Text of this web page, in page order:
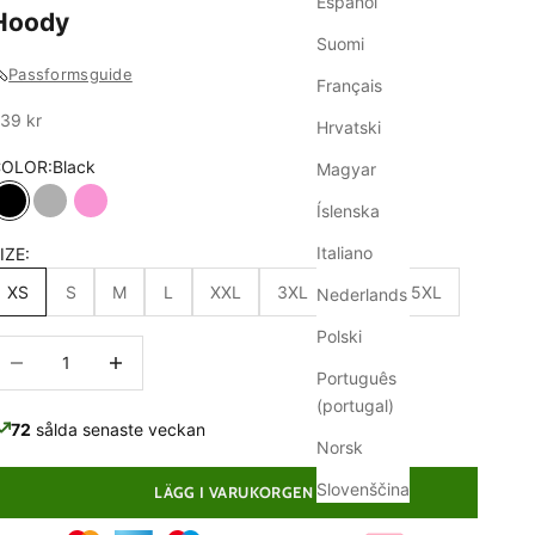
Suomi
Français
Hrvatski
Magyar
Íslenska
Italiano
Nederlands
Polski
Português
(portugal)
Norsk
Slovenščina
Passformsguide
kr
Black
BlackGrayPink
XS
S M L XXL 3XL 4XL 5XL
72 sålda senaste veckan
LÄGG I VARUKORGEN